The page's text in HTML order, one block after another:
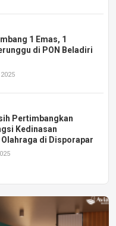
1 Emas, 1
di PON Beladiri
Pertimbangkan
Kedinasan
di Disporapar